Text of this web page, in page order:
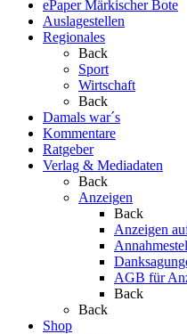
ePaper Märkischer Bote
Auslagestellen
Regionales
Back
Sport
Wirtschaft
Back
Damals war´s
Kommentare
Ratgeber
Verlag & Mediadaten
Back
Anzeigen
Back
Anzeigen
AGB für
Back
Back
Shop